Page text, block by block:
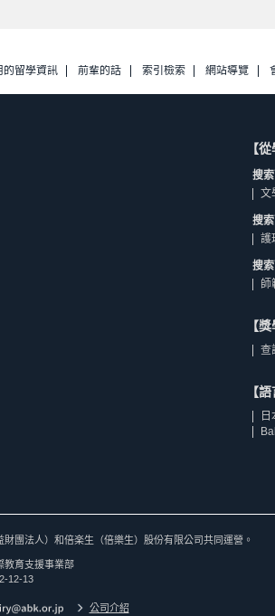
的留學資訊 前輩的話 索引檢索 網站導覽
【
搜
文
搜
護
搜
師
【
查
【
團法人）和倍楽生（倍樂生）股份有限公司共同運營。
教育支援事業部
12-13
公司介紹